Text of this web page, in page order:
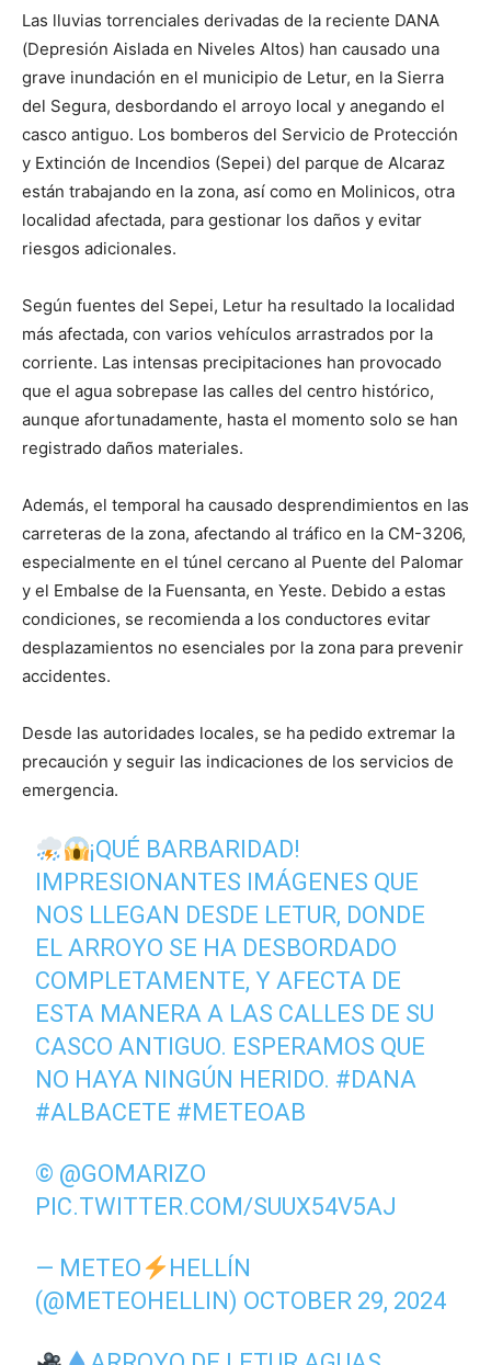
Las lluvias torrenciales derivadas de la reciente DANA
(Depresión Aislada en Niveles Altos) han causado una
grave inundación en el municipio de Letur, en la Sierra
del Segura, desbordando el arroyo local y anegando el
casco antiguo. Los bomberos del Servicio de Protección
y Extinción de Incendios (Sepei) del parque de Alcaraz
están trabajando en la zona, así como en Molinicos, otra
localidad afectada, para gestionar los daños y evitar
riesgos adicionales.
Según fuentes del Sepei, Letur ha resultado la localidad
más afectada, con varios vehículos arrastrados por la
corriente. Las intensas precipitaciones han provocado
que el agua sobrepase las calles del centro histórico,
aunque afortunadamente, hasta el momento solo se han
registrado daños materiales.
Además, el temporal ha causado desprendimientos en las
carreteras de la zona, afectando al tráfico en la CM-3206,
especialmente en el túnel cercano al Puente del Palomar
y el Embalse de la Fuensanta, en Yeste. Debido a estas
condiciones, se recomienda a los conductores evitar
desplazamientos no esenciales por la zona para prevenir
accidentes.
Desde las autoridades locales, se ha pedido extremar la
precaución y seguir las indicaciones de los servicios de
emergencia.
¡QUÉ BARBARIDAD!
IMPRESIONANTES IMÁGENES QUE
NOS LLEGAN DESDE LETUR, DONDE
EL ARROYO SE HA DESBORDADO
COMPLETAMENTE, Y AFECTA DE
ESTA MANERA A LAS CALLES DE SU
CASCO ANTIGUO. ESPERAMOS QUE
NO HAYA NINGÚN HERIDO. #DANA
#ALBACETE #METEOAB
© @GOMARIZO
PIC.TWITTER.COM/SUUX54V5AJ
— METEO
HELLÍN
(@METEOHELLIN) OCTOBER 29, 2024